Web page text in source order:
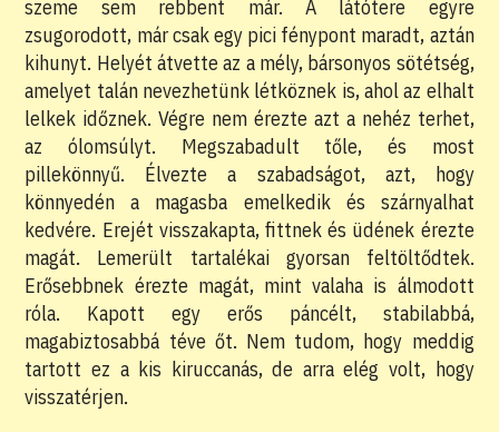
szeme sem rebbent már. A látótere egyre
zsugorodott, már csak egy pici fénypont maradt, aztán
kihunyt. Helyét átvette az a mély, bársonyos sötétség,
amelyet talán nevezhetünk létköznek is, ahol az elhalt
lelkek időznek. Végre nem érezte azt a nehéz terhet,
az ólomsúlyt. Megszabadult tőle, és most
pillekönnyű. Élvezte a szabadságot, azt, hogy
könnyedén a magasba emelkedik és szárnyalhat
kedvére. Erejét visszakapta, fittnek és üdének érezte
magát. Lemerült tartalékai gyorsan feltöltődtek.
Erősebbnek érezte magát, mint valaha is álmodott
róla. Kapott egy erős páncélt, stabilabbá,
magabiztosabbá téve őt. Nem tudom, hogy meddig
tartott ez a kis kiruccanás, de arra elég volt, hogy
visszatérjen.